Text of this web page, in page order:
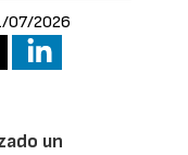
07/2026
un